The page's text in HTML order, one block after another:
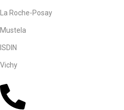
La Roche-Posay
Mustela
ISDIN
Vichy